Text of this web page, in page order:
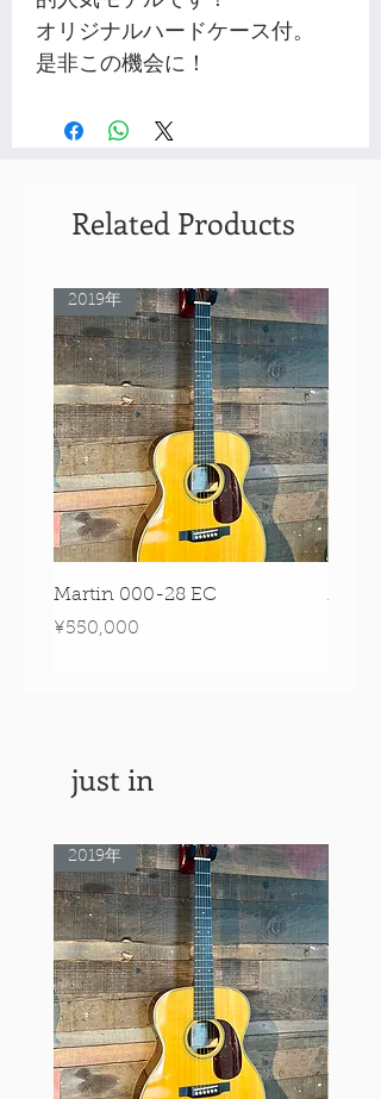
オリジナルハードケース付。
是非この機会に！
Related Products
2019年
Martin 000-28 EC
Price
¥550,000
just in
2019年